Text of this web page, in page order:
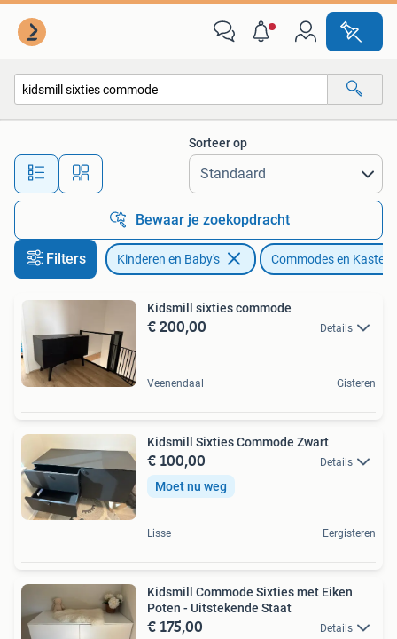
Alle afstanden…
Sorteer op
Bewaar je zoekopdracht
Filters Kinderen en Baby's Commodes en Kasten
Kidsmill sixties commode
€ 200,00 Details
Veenendaal Gisteren
Kidsmill Sixties Commode Zwart
€ 100,00 Details
Moet nu weg
Lisse Eergisteren
Kidsmill Commode Sixties met Eiken
Poten - Uitstekende Staat
€ 175,00 Details